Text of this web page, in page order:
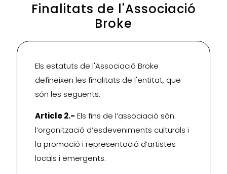
Finalitats de l'Associació
Broke
Els estatuts de l'Associació Broke
defineixen les finalitats de l'entitat, que
són les següents:
Article 2.- Els fins de l’associació són:
l’organització d’esdeveniments culturals i
la promoció i representació d’artistes
locals i emergents.